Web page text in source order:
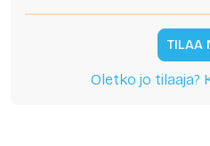
TILAA
Oletko jo tilaaja?